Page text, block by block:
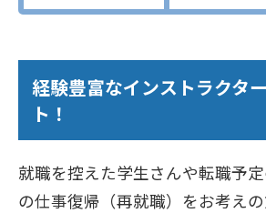
経験豊富なインストラクタ
ト！
就職を控えた学生さんや転職予
の仕事復帰（再就職）をお考え